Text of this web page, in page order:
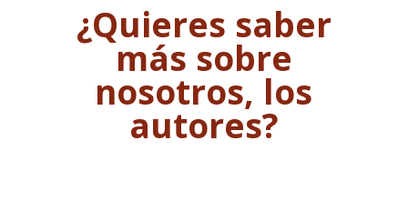
¿Quieres saber
más sobre
nosotros, los
autores?